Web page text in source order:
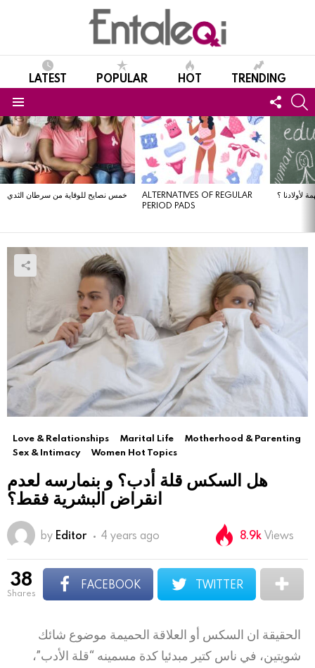
LATEST POPULAR HOT TRENDING
US
LATEST
STORIES
خمس نصايح للوقاية من سرطان الثدي
ALTERNATIVES OF REGULAR
PERIOD PADS
لأولادنا ؟
Love & Relationships Marital Life
Motherhood & Parenting
Sex & Intimacy
Women Hot Topics
هل السكس قلة أدب؟ و بنمارسه لعدم
انقراض البشرية فقط؟
by Editor 4 years ago 8.9k Views
38
shares
FACEBOOK TWITTER
الحقيقة ان السكس أو العلاقة الحميمة موضوع شائك
شويتين، في ناس كتير مبدئيا كدة مسمينه “قلة الأدب”،